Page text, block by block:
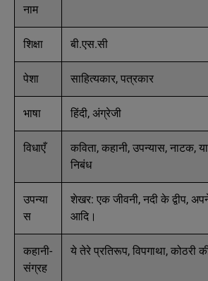
नाम
शिक्षा बी.एस.सी
पेशा साहित्यकार, पत्रकार
भाषा हिंदी, अंग्रेजी
विधाएँ
कविता, कहानी, उपन्यास, नाटक,
निबंध
उपन्या
स
शेखर: एक जीवनी, नदी के द्वीप,
आदि।
कहानी-
संग्रह
ये तेरे प्रतिरूप, विपगाथा, कोठरी